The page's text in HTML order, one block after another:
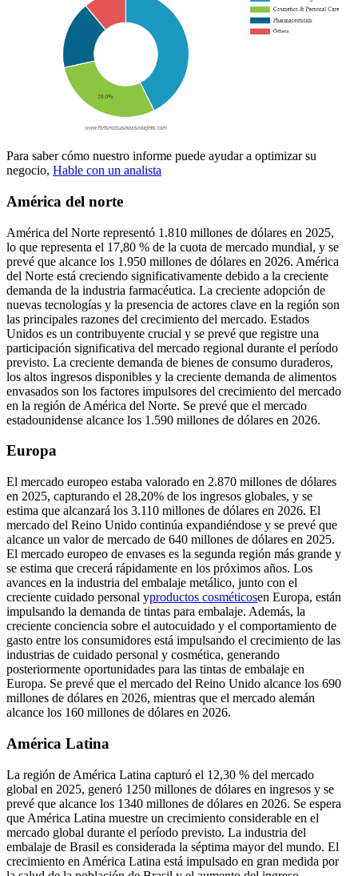
Para saber cómo nuestro informe puede ayudar a optimizar su
negocio, Hable con un analista
América del norte
América del Norte representó 1.810 millones de dólares en 2025,
lo que representa el 17,80 % de la cuota de mercado mundial, y se
prevé que alcance los 1.950 millones de dólares en 2026. América
del Norte está creciendo significativamente debido a la creciente
demanda de la industria farmacéutica. La creciente adopción de
nuevas tecnologías y la presencia de actores clave en la región son
las principales razones del crecimiento del mercado. Estados
Unidos es un contribuyente crucial y se prevé que registre una
participación significativa del mercado regional durante el período
previsto. La creciente demanda de bienes de consumo duraderos,
los altos ingresos disponibles y la creciente demanda de alimentos
envasados ​​son los factores impulsores del crecimiento del mercado
en la región de América del Norte. Se prevé que el mercado
estadounidense alcance los 1.590 millones de dólares en 2026.
Europa
El mercado europeo estaba valorado en 2.870 millones de dólares
en 2025, capturando el 28,20% de los ingresos globales, y se
estima que alcanzará los 3.110 millones de dólares en 2026. El
mercado del Reino Unido continúa expandiéndose y se prevé que
alcance un valor de mercado de 640 millones de dólares en 2025.
El mercado europeo de envases es la segunda región más grande y
se estima que crecerá rápidamente en los próximos años. Los
avances en la industria del embalaje metálico, junto con el
creciente cuidado personal yproductos cosméticosen Europa, están
impulsando la demanda de tintas para embalaje. Además, la
creciente conciencia sobre el autocuidado y el comportamiento de
gasto entre los consumidores está impulsando el crecimiento de las
industrias de cuidado personal y cosmética, generando
posteriormente oportunidades para las tintas de embalaje en
Europa. Se prevé que el mercado del Reino Unido alcance los 690
millones de dólares en 2026, mientras que el mercado alemán
alcance los 160 millones de dólares en 2026.
América Latina
La región de América Latina capturó el 12,30 % del mercado
global en 2025, generó 1250 millones de dólares en ingresos y se
prevé que alcance los 1340 millones de dólares en 2026. Se espera
que América Latina muestre un crecimiento considerable en el
mercado global durante el período previsto. La industria del
embalaje de Brasil es considerada la séptima mayor del mundo. El
crecimiento en América Latina está impulsado en gran medida por